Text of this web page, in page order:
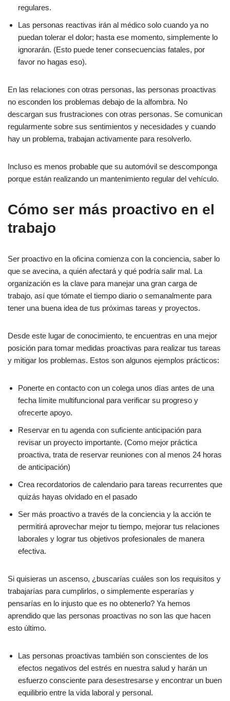
regulares.
Las personas reactivas irán al médico solo cuando ya no
puedan tolerar el dolor; hasta ese momento, simplemente lo
ignorarán. (Esto puede tener consecuencias fatales, por
favor no hagas eso).
En las relaciones con otras personas, las personas proactivas
no esconden los problemas debajo de la alfombra. No
descargan sus frustraciones con otras personas. Se comunican
regularmente sobre sus sentimientos y necesidades y cuando
hay un problema, trabajan activamente para resolverlo.
Incluso es menos probable que su automóvil se descomponga
porque están realizando un mantenimiento regular del vehículo.
Cómo ser más proactivo en el
trabajo
Ser proactivo en la oficina comienza con la conciencia, saber lo
que se avecina, a quién afectará y qué podría salir mal. La
organización es la clave para manejar una gran carga de
trabajo, así que tómate el tiempo diario o semanalmente para
tener una buena idea de tus próximas tareas y proyectos.
Desde este lugar de conocimiento, te encuentras en una mejor
posición para tomar medidas proactivas para realizar tus tareas
y mitigar los problemas. Estos son algunos ejemplos prácticos:
Ponerte en contacto con un colega unos días antes de una
fecha límite multifuncional para verificar su progreso y
ofrecerte apoyo.
Reservar en tu agenda con suficiente anticipación para
revisar un proyecto importante. (Como mejor práctica
proactiva, trata de reservar reuniones con al menos 24 horas
de anticipación)
Crea recordatorios de calendario para tareas recurrentes que
quizás hayas olvidado en el pasado
Ser más proactivo a través de la conciencia y la acción te
permitirá aprovechar mejor tu tiempo, mejorar tus relaciones
laborales y lograr tus objetivos profesionales de manera
efectiva.
Si quisieras un ascenso, ¿buscarías cuáles son los requisitos y
trabajarías para cumplirlos, o simplemente esperarías y
pensarías en lo injusto que es no obtenerlo? Ya hemos
aprendido que las personas proactivas no son las que hacen
esto último.
Las personas proactivas también son conscientes de los
efectos negativos del estrés en nuestra salud y harán un
esfuerzo consciente para desestresarse y encontrar un buen
equilibrio entre la vida laboral y personal.